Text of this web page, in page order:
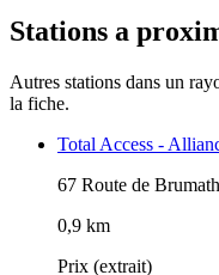
Stations a
Autres stations dans un
la fiche.
Total Access -
67 Route de
0,9 km
Prix (extrait)